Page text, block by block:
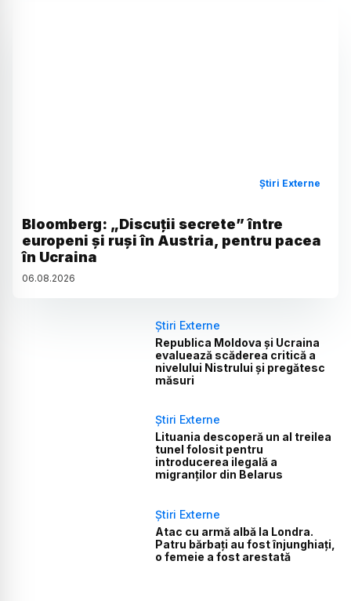
Știri Externe
Bloomberg: „Discuții secrete” între
europeni și ruși în Austria, pentru pacea
în Ucraina
06.08.2026
Știri Externe
Republica Moldova și Ucraina
evaluează scăderea critică a
nivelului Nistrului și pregătesc
măsuri
Știri Externe
Lituania descoperă un al treilea
tunel folosit pentru
introducerea ilegală a
migranților din Belarus
Știri Externe
Atac cu armă albă la Londra.
Patru bărbați au fost înjunghiați,
o femeie a fost arestată